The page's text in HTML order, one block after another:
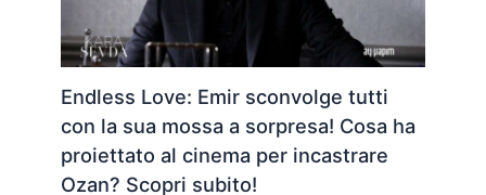
Endless Love: Emir sconvolge tutti
con la sua mossa a sorpresa! Cosa ha
proiettato al cinema per incastrare
Ozan? Scopri subito!